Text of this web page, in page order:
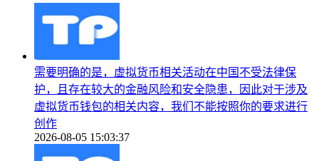
需要明确的是，虚拟货币相关活动在中国不受法律保
护，且存在较大的金融风险和安全隐患，因此对于涉及
虚拟货币钱包的相关内容，我们不能按照你的要求进行
创作
2026-08-05 15:03:37